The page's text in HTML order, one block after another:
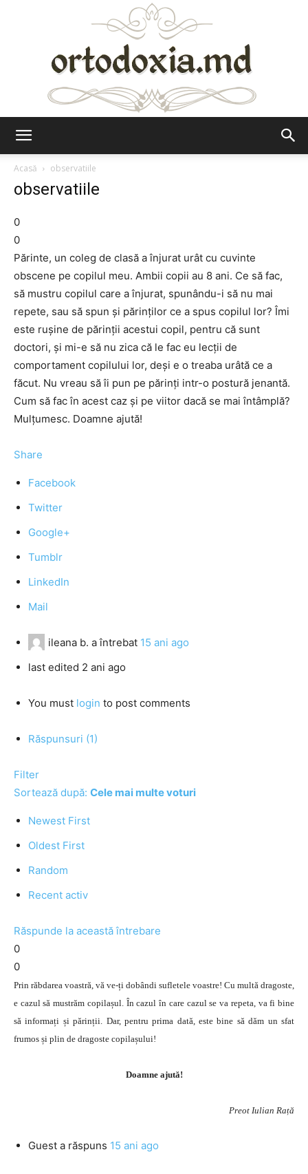
Acasă
observatiile
observatiile
0
0
Părinte, un coleg de clasă a înjurat urât cu cuvinte
obscene pe copilul meu. Ambii copii au 8 ani. Ce să fac,
să mustru copilul care a înjurat, spunându-i să nu mai
repete, sau să spun şi părinţilor ce a spus copilul lor? Îmi
este ruşine de părinţii acestui copil, pentru că sunt
doctori, şi mi-e să nu zica că le fac eu lecţii de
comportament copilului lor, deşi e o treaba urâtă ce a
făcut. Nu vreau să îi pun pe părinţi intr-o postură jenantă.
Cum să fac în acest caz şi pe viitor dacă se mai întâmplă?
Mulţumesc. Doamne ajută!
Share
Facebook
Twitter
Google+
Tumblr
LinkedIn
Mail
ileana b. a întrebat 15 ani ago
last edited 2 ani ago
You must login to post comments
Răspunsuri (1)
Filter
Sortează după: Cele mai multe voturi
Newest First
Oldest First
Random
Recent activ
Răspunde la această întrebare
0
0
Prin răbdarea voastră, vă ve-ți dobândi sufletele voastre! Cu multă dragoste,
e cazul să mustrăm copilașul. În cazul în care cazul se va repeta, va fi bine
să informați și părinții. Dar, pentru prima dată, este bine să dăm un sfat
frumos și plin de dragoste copilașului!
Doamne ajută!
Preot Iulian Rață
Guest a răspuns 15 ani ago